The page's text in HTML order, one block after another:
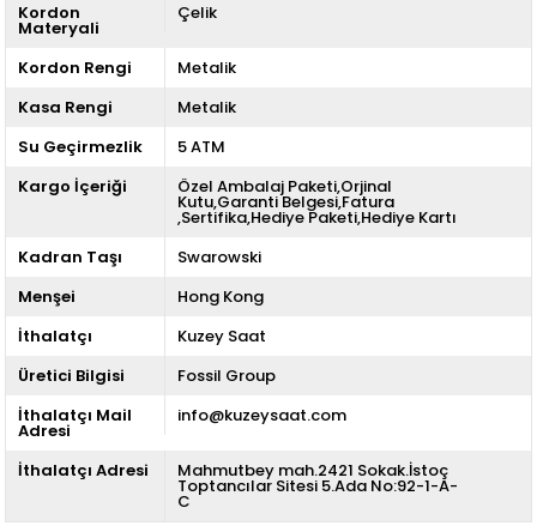
Kordon
Materyali
Çelik
Kordon Rengi
Metalik
Kasa Rengi
Metalik
Su Geçirmezlik
5 ATM
Kargo İçeriği
Özel Ambalaj Paketi,Orjinal
Kutu,Garanti Belgesi,Fatura
,Sertifika,Hediye Paketi,Hediye Kartı
Kadran Taşı
Swarowski
Menşei
Hong Kong
İthalatçı
Kuzey Saat
Üretici Bilgisi
Fossil Group
İthalatçı Mail
Adresi
info@kuzeysaat.com
İthalatçı Adresi Mahmutbey mah.2421 Sokak.İstoç
Toptancılar Sitesi 5.Ada No:92-1-A-
C